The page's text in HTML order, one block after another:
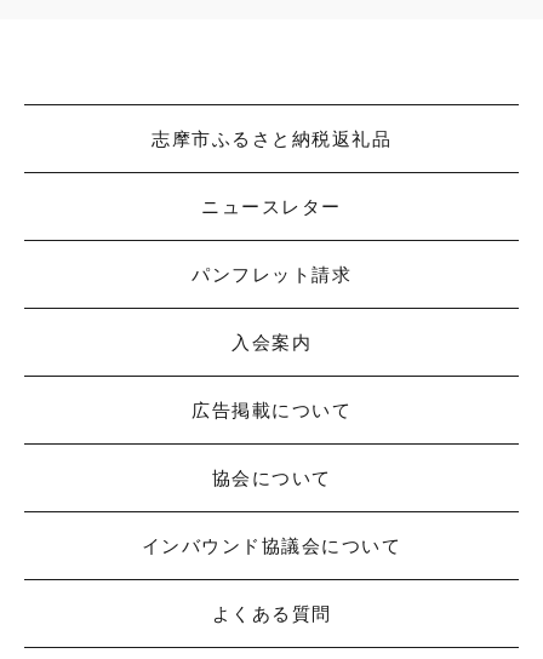
志摩市ふるさと納税返礼品
ニュースレター
パンフレット請求
入会案内
広告掲載について
協会について
インバウンド協議会について
よくある質問